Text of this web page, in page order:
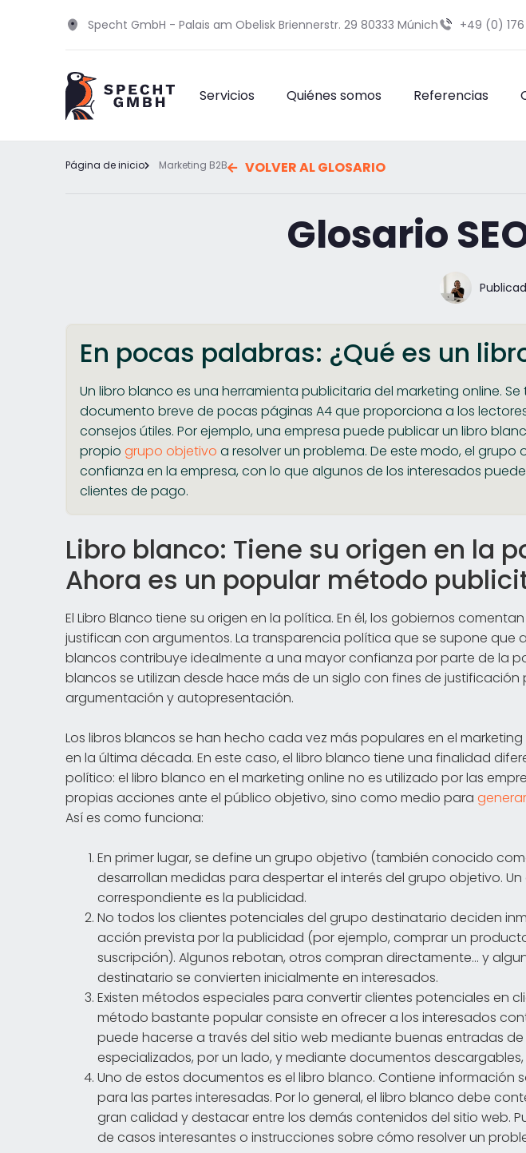
Specht GmbH - Palais am Obelisk Briennerstr. 29 80333 Múnich +49 (0)
Servicios Quiénes somos Referencias
Página de inicio Marketing B2B VOLVER AL GLOSARIO
Glosario
En pocas palabras: ¿Qué es un
Un libro blanco es una herramienta publicitaria del marketing online.
documento breve de pocas páginas A4 que proporciona a los
consejos útiles. Por ejemplo, una empresa puede publicar un libro
propio grupo objetivo a resolver un problema. De este modo, el grupo
confianza en la empresa, con lo que algunos de los interesados
clientes de pago.
Libro blanco: Tiene su origen en la
Ahora es un popular método
El Libro Blanco tiene su origen en la política. En él, los gobiernos
justifican con argumentos. La transparencia política que se supone que
blancos contribuye idealmente a una mayor confianza por parte de la
blancos se utilizan desde hace más de un siglo con fines de justificación
argumentación y autopresentación.
Los libros blancos se han hecho cada vez más populares en el marketing
en la última década. En este caso, el libro blanco tiene una finalidad
político: el libro blanco en el marketing online no es utilizado por las
propias acciones ante el público objetivo, sino como medio para
Así es como funciona:
En primer lugar, se define un grupo objetivo (también conocido
desarrollan medidas para despertar el interés del grupo objetivo.
correspondiente es la publicidad.
No todos los clientes potenciales del grupo destinatario deciden
acción prevista por la publicidad (por ejemplo, comprar un
suscripción). Algunos rebotan, otros compran directamente... y
destinatario se convierten inicialmente en interesados.
Existen métodos especiales para convertir clientes potenciales en
método bastante popular consiste en ofrecer a los interesados
puede hacerse a través del sitio web mediante buenas entradas
especializados, por un lado, y mediante documentos
Uno de estos documentos es el libro blanco. Contiene información
para las partes interesadas. Por lo general, el libro blanco debe
gran calidad y destacar entre los demás contenidos del sitio web.
de casos interesantes o instrucciones sobre cómo resolver un